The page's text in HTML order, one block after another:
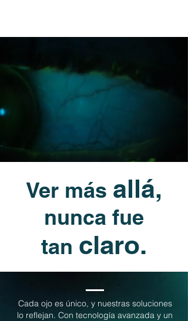
Ver más allá,
nunca fue
tan claro.
Cada ojo es único, y nuestras soluciones
lo reflejan. Con tecnología avanzada y un